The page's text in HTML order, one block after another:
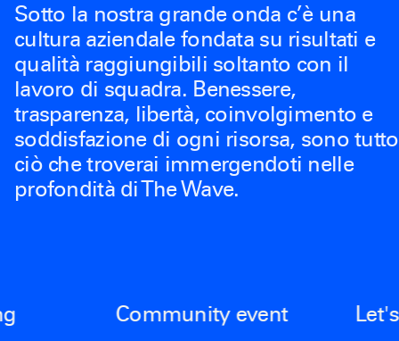
Sotto la nostra grande onda c’è una
cultura aziendale fondata su risultati e
qualità raggiungibili soltanto con il
lavoro di squadra. Benessere,
trasparenza, libertà, coinvolgimento e
soddisfazione di ogni risorsa, sono tutto
ciò che troverai immergendoti nelle
profondità di The Wave.
Community event
nity event Let's
Le ebra